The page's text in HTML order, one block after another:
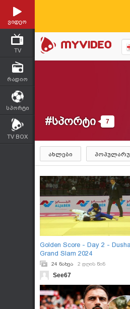
ვიდეო
TV
რადიო
სპორტი
TV BOX
#სპორტი 7
ახლები
Golden Score - Day 2 -
Grand Slam 2024
24 ნახვა 2 დღის წინ
See67